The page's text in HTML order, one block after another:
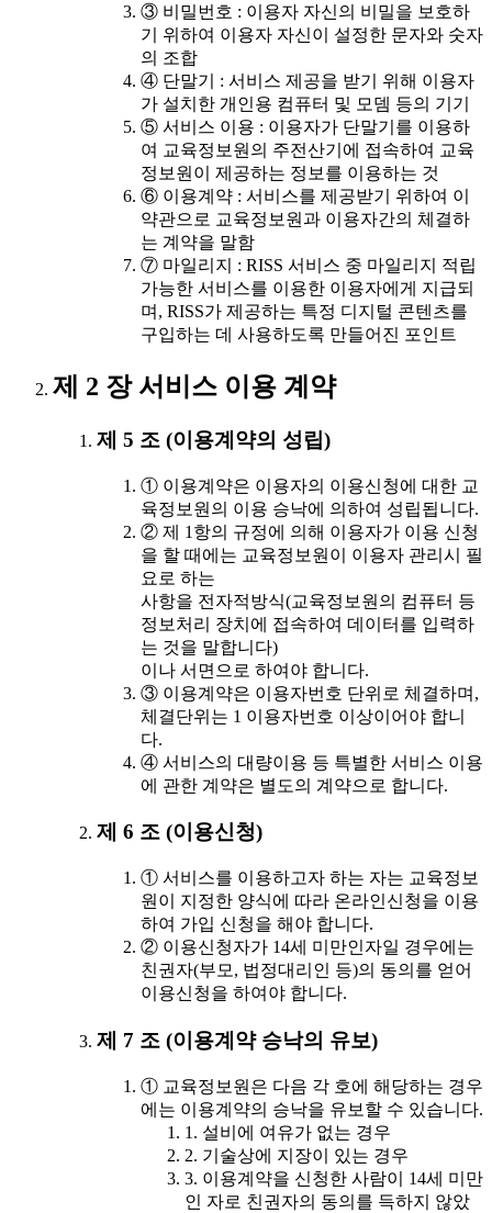
③ 비밀번호 : 이용자 자신의 비밀을 보호하
기 위하여 이용자 자신이 설정한 문자와 숫자
의 조합
④ 단말기 : 서비스 제공을 받기 위해 이용자
가 설치한 개인용 컴퓨터 및 모뎀 등의 기기
⑤ 서비스 이용 : 이용자가 단말기를 이용하
여 교육정보원의 주전산기에 접속하여 교육
정보원이 제공하는 정보를 이용하는 것
⑥ 이용계약 : 서비스를 제공받기 위하여 이
약관으로 교육정보원과 이용자간의 체결하
는 계약을 말함
⑦ 마일리지 : RISS 서비스 중 마일리지 적립
가능한 서비스를 이용한 이용자에게 지급되
며, RISS가 제공하는 특정 디지털 콘텐츠를
구입하는 데 사용하도록 만들어진 포인트
제 2 장 서비스 이용 계약
제 5 조 (이용계약의 성립)
① 이용계약은 이용자의 이용신청에 대한 교
육정보원의 이용 승낙에 의하여 성립됩니다.
② 제 1항의 규정에 의해 이용자가 이용 신청
을 할 때에는 교육정보원이 이용자 관리시 필
요로 하는
사항을 전자적방식(교육정보원의 컴퓨터 등
정보처리 장치에 접속하여 데이터를 입력하
는 것을 말합니다)
이나 서면으로 하여야 합니다.
③ 이용계약은 이용자번호 단위로 체결하며,
체결단위는 1 이용자번호 이상이어야 합니
다.
④ 서비스의 대량이용 등 특별한 서비스 이용
에 관한 계약은 별도의 계약으로 합니다.
제 6 조 (이용신청)
① 서비스를 이용하고자 하는 자는 교육정보
원이 지정한 양식에 따라 온라인신청을 이용
하여 가입 신청을 해야 합니다.
② 이용신청자가 14세 미만인자일 경우에는
친권자(부모, 법정대리인 등)의 동의를 얻어
이용신청을 하여야 합니다.
제 7 조 (이용계약 승낙의 유보)
① 교육정보원은 다음 각 호에 해당하는 경우
에는 이용계약의 승낙을 유보할 수 있습니다.
1. 설비에 여유가 없는 경우
2. 기술상에 지장이 있는 경우
3. 이용계약을 신청한 사람이 14세 미만
인 자로 친권자의 동의를 득하지 않았